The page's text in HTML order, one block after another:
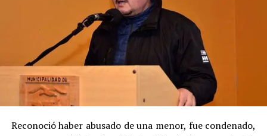
Reconoció haber abusado de una menor, fue condenado,